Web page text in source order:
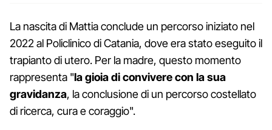
La nascita di Mattia conclude un percorso iniziato nel
2022 al Policlinico di Catania, dove era stato eseguito il
trapianto di utero. Per la madre, questo momento
rappresenta "la gioia di convivere con la sua
gravidanza, la conclusione di un percorso costellato
di ricerca, cura e coraggio".